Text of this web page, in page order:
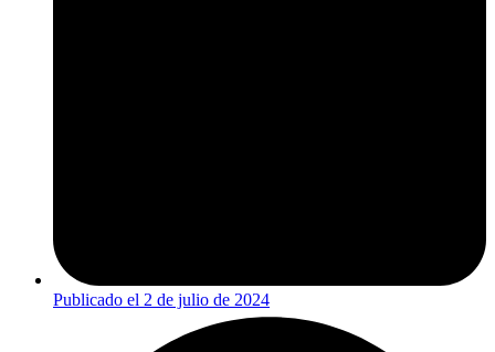
Publicado el 2 de julio de 2024